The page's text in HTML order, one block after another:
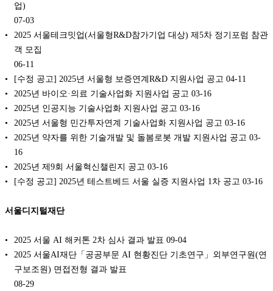
업)
07-03
2025 서울테크밋업(서울형R&D참가기업 대상) 제5차 정기포럼 참관
객 모집
06-11
[수정 공고] 2025년 서울형 보증연계R&D 지원사업 공고 04-11
2025년 바이오·의료 기술사업화 지원사업 공고 03-16
2025년 인공지능 기술사업화 지원사업 공고 03-16
2025년 서울형 민간투자연계 기술사업화 지원사업 공고 03-16
2025년 약자를 위한 기술개발 및 돌봄로봇 개발 지원사업 공고 03-
16
2025년 제9회 서울혁신챌린지 공고 03-16
[수정 공고] 2025년 테스트베드 서울 실증 지원사업 1차 공고 03-16
서울디지털재단
2025 서울 AI 해커톤 2차 심사 결과 발표 09-04
2025 서울AI재단「공공부문 AI 현황진단 기초연구」외부연구원(연
구보조원) 면접전형 결과 발표
08-29